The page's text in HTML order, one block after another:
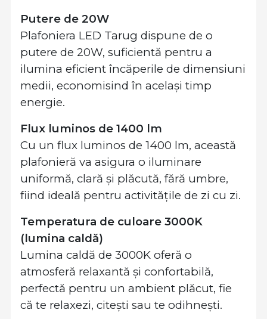
Putere de 20W
Plafoniera LED Tarug dispune de o
putere de 20W, suficientă pentru a
ilumina eficient încăperile de dimensiuni
medii, economisind în același timp
energie.
Flux luminos de 1400 lm
Cu un flux luminos de 1400 lm, această
plafonieră va asigura o iluminare
uniformă, clară și plăcută, fără umbre,
fiind ideală pentru activitățile de zi cu zi.
Temperatura de culoare 3000K
(lumina caldă)
Lumina caldă de 3000K oferă o
atmosferă relaxantă și confortabilă,
perfectă pentru un ambient plăcut, fie
că te relaxezi, citești sau te odihnești.